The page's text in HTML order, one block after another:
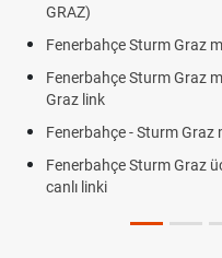
GRAZ)
Fenerbahçe Sturm Graz
Fenerbahçe Sturm Graz
Graz link
Fenerbahçe - Sturm Graz
Fenerbahçe Sturm Graz
canlı linki